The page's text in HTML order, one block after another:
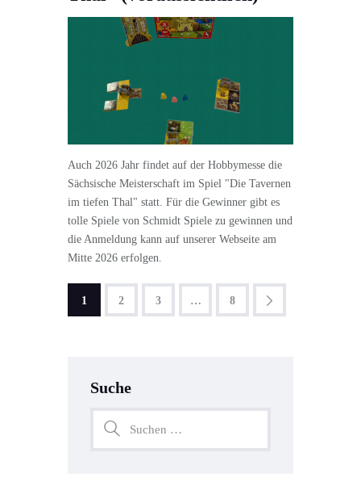
Auch 2026 Jahr findet auf der Hobbymesse die
Sächsische Meisterschaft im Spiel "Die Tavernen
im tiefen Thal" statt. Für die Gewinner gibt es
tolle Spiele von Schmidt Spiele zu gewinnen und
die Anmeldung kann auf unserer Webseite am
Mitte 2026 erfolgen.
1 2 3 … 8
>
Suche